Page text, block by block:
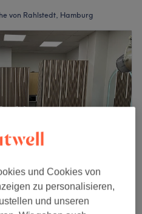
von Rahlstedt, Hamburg
Hossain Ghorbanian
und Cookies von
zu personalisieren,
und unseren